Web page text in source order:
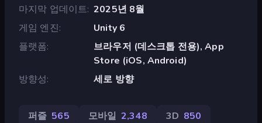
마지막 업데이트 2025년 8월
게임 엔진
Unity 6
플랫폼
브라우저 (데스크톱 전용), App
Store (iOS, Android)
방향성
세로 방향
퍼즐 565 모바일 2,348 3D 850